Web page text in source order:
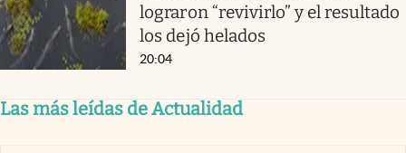
lograron “revivirlo” y el resultado
los dejó helados
20:04
Las más leídas de Actualidad